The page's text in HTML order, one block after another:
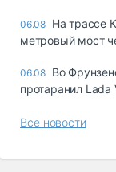
06.08 На трассе
метровый мост
06.08 Во
протаранил Lada
Все новости